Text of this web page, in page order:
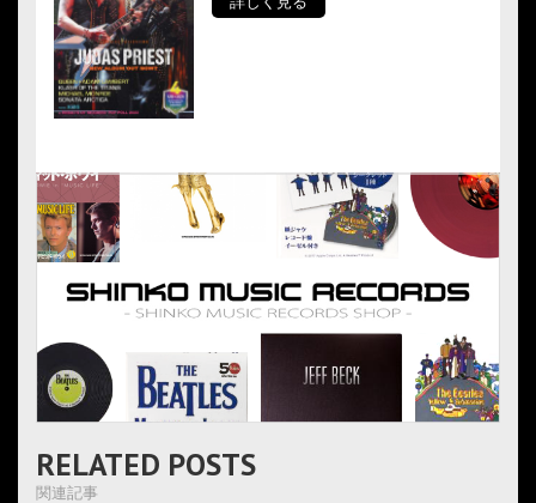
RELATED POSTS
関連記事